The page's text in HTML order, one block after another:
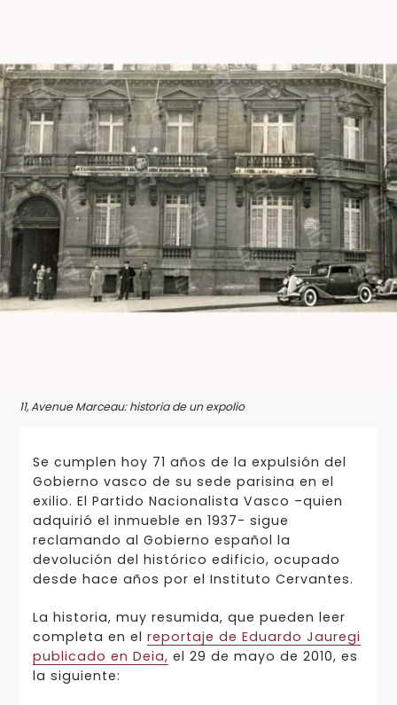
11, Avenue Marceau: historia de un expolio
Se cumplen hoy 71 años de la expulsión del
Gobierno vasco de su sede parisina en el
exilio. El Partido Nacionalista Vasco –quien
adquirió el inmueble en 1937- sigue
reclamando al Gobierno español la
devolución del histórico edificio, ocupado
desde hace años por el Instituto Cervantes.
La historia, muy resumida, que pueden leer
completa en el reportaje de Eduardo Jauregi
publicado en Deia, el 29 de mayo de 2010, es
la siguiente: